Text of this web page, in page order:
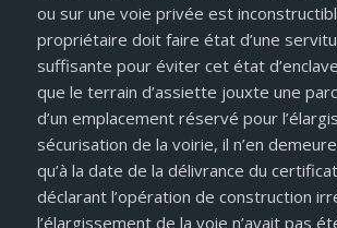
ou sur une voie privée est
propriétaire doit faire état d’une
suffisante pour éviter cet état
que le terrain d’assiette jouxte une
d’un emplacement réservé pour
sécurisation de la voirie, il n’en
qu’à la date de la délivrance du
déclarant l’opération de construction
l’élargissement de la voie n’avait pas